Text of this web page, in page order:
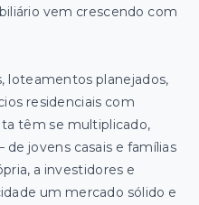
vem crescendo com
loteamentos planejados,
residenciais com
têm se multiplicado,
jovens casais e famílias
a investidores e
um mercado sólido e